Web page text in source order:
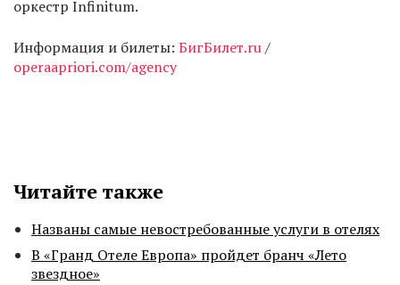
оркестр Infinitum.
Информация и билеты: БигБилет.ru/
operaapriori.com/agency
Читайте также
Названы самые невостребованные услуги в отелях
В «Гранд Отеле Европа» пройдет бранч «Лето
звездное»